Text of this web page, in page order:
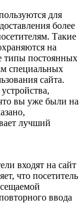
для
более
Такие
на
типы постоянных
специальных
сайта.
вы уже были на
лучший
входят на сайт
что посетитель
ввода